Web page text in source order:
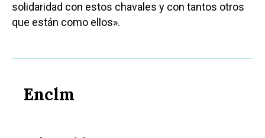
solidaridad con estos chavales y con tantos otros
que están como ellos».
Enclm